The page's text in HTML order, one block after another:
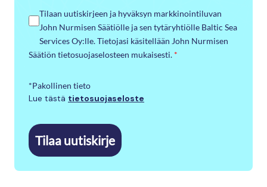
Tilaan uutiskirjeen ja hyväksyn markkinointiluvan
John Nurmisen Säätiölle ja sen tytäryhtiölle Baltic Sea
Services Oy:lle. Tietojasi käsitellään John Nurmisen
Säätiön tietosuojaselosteen mukaisesti. *
*Pakollinen tieto
Lue tästä tietosuojaseloste
Tilaa uutiskirje